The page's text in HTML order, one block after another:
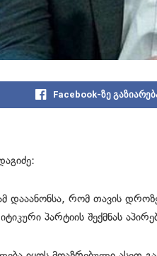
Facebook-ზე
დააანონსა, რომ თავის
პარტიის შექმნას